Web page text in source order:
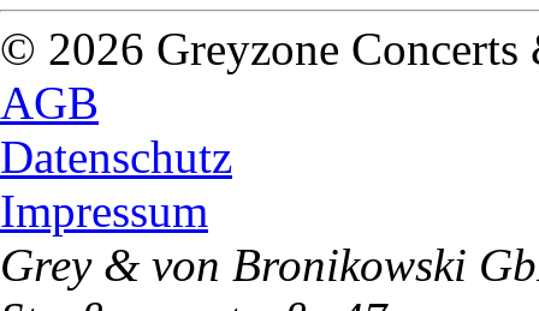
© 2026 Greyzone
AGB
Datenschutz
Impressum
Grey & von Bronikowski